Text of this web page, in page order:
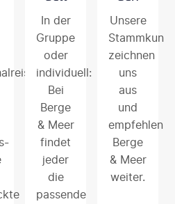
In der
Gruppe
oder
individuell:
Bei
Berge
& Meer
findet
jeder
die
passende
Unsere
zeichnen
uns
aus
und
empfehlen
Berge
& Meer
weiter.